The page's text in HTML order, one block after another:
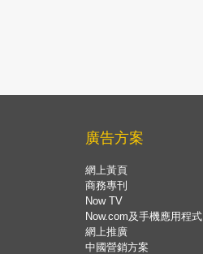
廣告方案
網上黃頁
商務專刊
Now TV
Now.com及手機應用程式
網上推廣
中國營銷方案